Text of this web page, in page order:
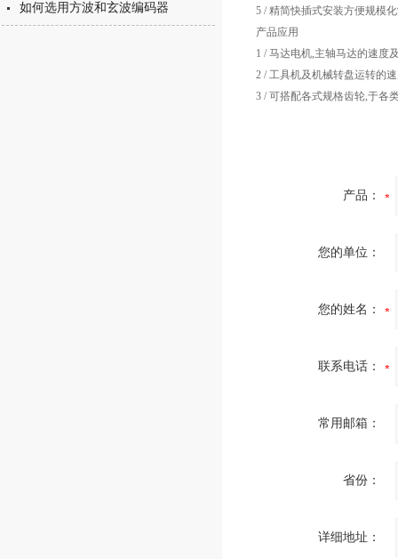
如何选用方波和玄波编码器
5 / 精简快插式安装方便规模
产品应用
1 / 马达电机,主轴马达的速度
2 / 工具机及机械转盘运转的
3 / 可搭配各式规格齿轮,于各
产品：
您的单位：
您的姓名：
联系电话：
常用邮箱：
省份：
详细地址：